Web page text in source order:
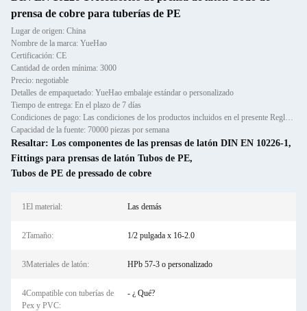
prensa de cobre para tuberías de PE
Lugar de origen: China
Nombre de la marca: YueHao
Certificación: CE
Cantidad de orden mínima: 3000
Precio: negotiable
Detalles de empaquetado: YueHao embalaje estándar o personalizado
Tiempo de entrega: En el plazo de 7 días
Condiciones de pago: Las condiciones de los productos incluidos en el presente Reglamento son las siguientes:
Capacidad de la fuente: 70000 piezas por semana
Resaltar: Los componentes de las prensas de latón DIN EN 10226-1,
Fittings para prensas de latón Tubos de PE,
Tubos de PE de pressado de cobre
1El material: Las demás
2Tamaño: 1/2 pulgada x 16-2.0
3Materiales de latón: HPb 57-3 o personalizado
4Compatible con tuberías de
Pex y PVC:
- ¿ Qué?